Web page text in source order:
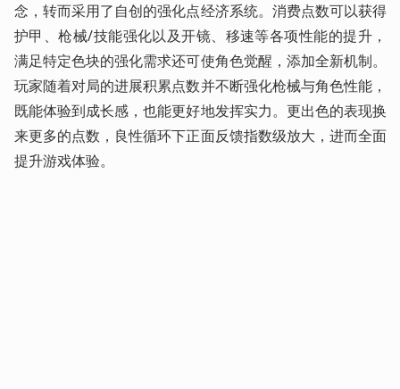
念，转而采用了自创的强化点经济系统。消费点数可以获得
护甲、枪械/技能强化以及开镜、移速等各项性能的提升，
满足特定色块的强化需求还可使角色觉醒，添加全新机制。
玩家随着对局的进展积累点数并不断强化枪械与角色性能，
既能体验到成长感，也能更好地发挥实力。更出色的表现换
来更多的点数，良性循环下正面反馈指数级放大，进而全面
提升游戏体验。